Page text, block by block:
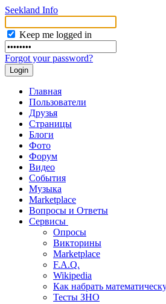
Seekland Info
Keep me logged in
Forgot your password?
Главная
Пользователи
Друзья
Страницы
Блоги
Фото
Форум
Видео
События
Музыка
Marketplace
Вопросы и Ответы
Сервисы
Опросы
Викторины
Marketplace
F.A.Q.
Wikipedia
Как набрать
Тесты ЗНО